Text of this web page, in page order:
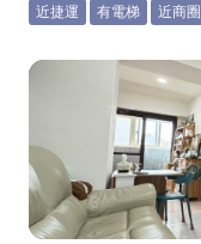
近捷運
有電梯 近商圈